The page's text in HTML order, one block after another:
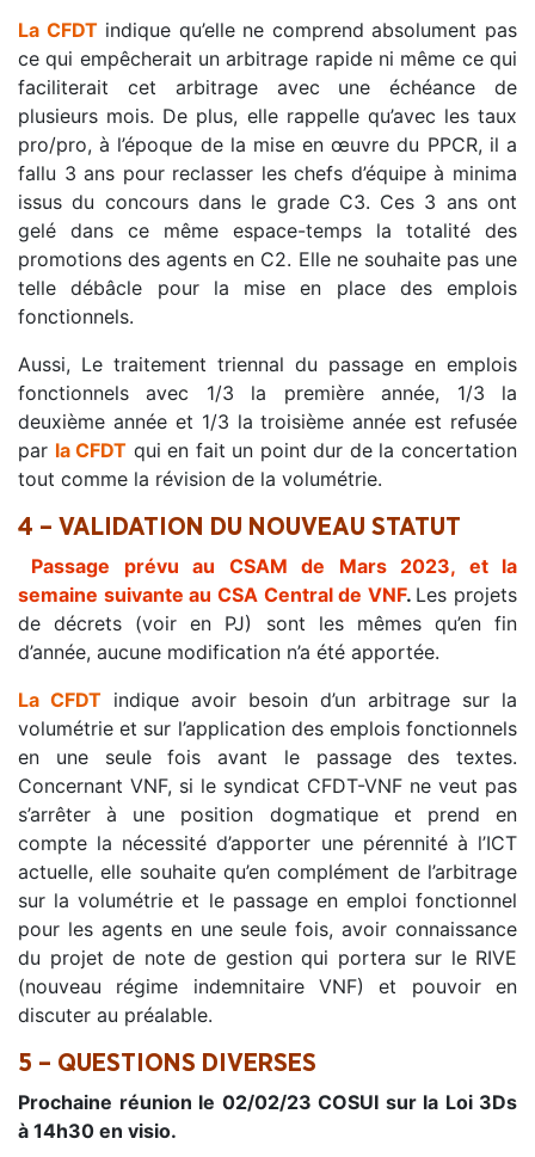
La CFDTindique qu’elle ne comprend absolument pas
ce qui empêcherait un arbitrage rapide ni même ce qui
faciliterait cet arbitrage avec une échéance de
plusieurs mois. De plus, elle rappelle qu’avec les taux
pro/pro, à l’époque de la mise en œuvre du PPCR, il a
fallu 3 ans pour reclasser les chefs d’équipe à minima
issus du concours dans le grade C3. Ces 3 ans ont
gelé dans ce même espace-temps la totalité des
promotions des agents en C2. Elle ne souhaite pas une
telle débâcle pour la mise en place des emplois
fonctionnels.
Aussi, Le traitement triennal du passage en emplois
fonctionnels avec 1/3 la première année, 1/3 la
deuxième année et 1/3 la troisième année est refusée
par la CFDT qui en fait un point dur de la concertation
tout comme la révision de la volumétrie.
4 – VALIDATION DU NOUVEAU STATUT
Passage prévu au CSAM de Mars 2023, et la
semaine suivante au CSA Central de VNF. Les projets
de décrets (voir en PJ) sont les mêmes qu’en fin
d’année, aucune modification n’a été apportée.
La CFDT indique avoir besoin d’un arbitrage sur la
volumétrie et sur l’application des emplois fonctionnels
en une seule fois avant le passage des textes.
Concernant VNF, si le syndicat CFDT-VNF ne veut pas
s’arrêter à une position dogmatique et prend en
compte la nécessité d’apporter une pérennité à l’ICT
actuelle, elle souhaite qu’en complément de l’arbitrage
sur la volumétrie et le passage en emploi fonctionnel
pour les agents en une seule fois, avoir connaissance
du projet de note de gestion qui portera sur le RIVE
(nouveau régime indemnitaire VNF) et pouvoir en
discuter au préalable.
5 – QUESTIONS DIVERSES
Prochaine réunion le 02/02/23 COSUI sur la Loi 3Ds
à 14h30 en visio.